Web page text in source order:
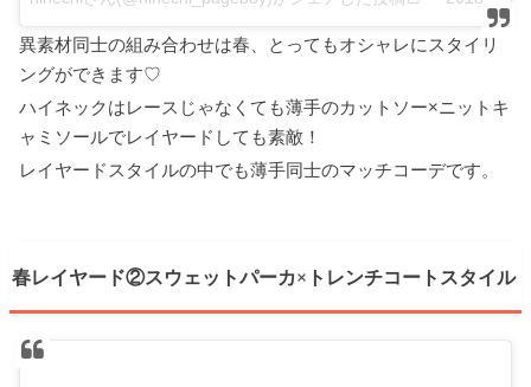
異素材同士の組み合わせは春、とってもオシャレにスタイリ
ングができます♡
ハイネックはレースじゃなくても薄手のカットソー×ニットキ
ャミソールでレイヤードしても素敵！
レイヤードスタイルの中でも薄手同士のマッチコーデです。
春レイヤード②スウェットパーカ×トレンチコートスタイル